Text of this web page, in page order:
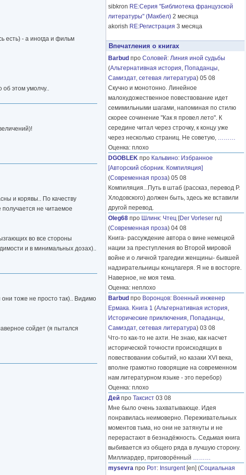
есть) - а иногда и фильм
этом умолчу..
и корявы.. По качеству
получается не читаемое
во все стороны
и в минимальных дозах)..
тоже не просто так).. Видимо
сойдет (я пытался
sibkron RE:Серия "Библиотека французской
литературы" (Макбел) 2 месяца
akorish RE:Регистрация 3 месяца
Впечатления о книгах
Barbud про Соловей: Линия иной судьбы
(Альтернативная история, Попаданцы,
Самиздат, сетевая литература) 05 08
Скучно и монотонно. Линейное
малохудожественное повествование идет
семимильными шагами, напоминая по стилю
скорее сочинение "Как я провел лето". К
середине читал через строчку, к концу уже
через несколько страниц. Не советую, ………
Оценка: плохо
DGOBLEK про Кальвино: Избранное
[Авторский сборник. Компиляция]
(Современная проза) 05 08
Компиляция...Путь в штаб (рассказ, перевод Р.
Хлодовского) должен быть, здесь же вставили
другой перевод.
Oleg68 про Шлинк: Чтец [Der Vorleser ru]
(Современная проза) 04 08
Книга- рассуждение автора о вине немецкой
нации за преступления во Второй мировой
войне и о личной трагедии женщины- бывшей
надзирательницы концлагеря. Я не в восторге.
Наверное, не моя тема.
Оценка: неплохо
Barbud про Воронцов: Военный инженер
Ермака. Книга 1 (Альтернативная история,
Исторические приключения, Попаданцы,
Самиздат, сетевая литература) 03 08
Что-то как-то не ахти. Не знаю, как насчет
исторической точности происходящих в
повествовании событий, но казаки XVI века,
вполне грамотно говорящие на современном
нам литературном языке - это перебор)
Оценка: плохо
Дей про Таксист 03 08
Мне было очень захватывающе. Идея
понравилась неимоверно. Переживательных
моментов тьма, но они не затянуты и не
перерастают в безнадёжность. Седьмая книга
выбивается из общего ряда в лучшую сторону.
Миллиардер, приговорённый ………
mysevra про Рот: Insurgent[en] (Социальная